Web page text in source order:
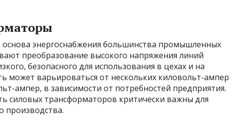
энергоснабжения большинства промышленных
преобразование высокого напряжения линий
безопасного для использования в цехах и на
может варьироваться от нескольких киловольт-ампер
ампер, в зависимости от потребностей предприятия.
силовых трансформаторов критически важны для
производства.